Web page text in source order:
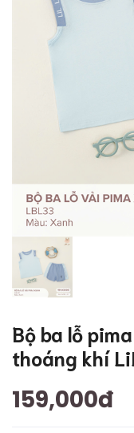
Bộ ba lỗ
thoáng khí
159,000đ